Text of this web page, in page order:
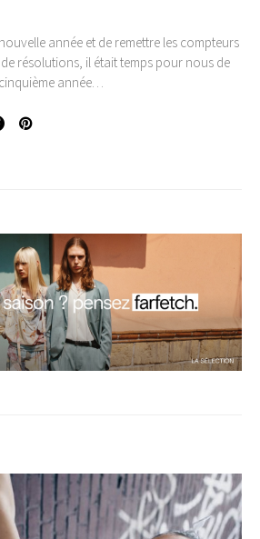
année et de remettre les compteurs
résolutions, il était temps pour nous de
année…